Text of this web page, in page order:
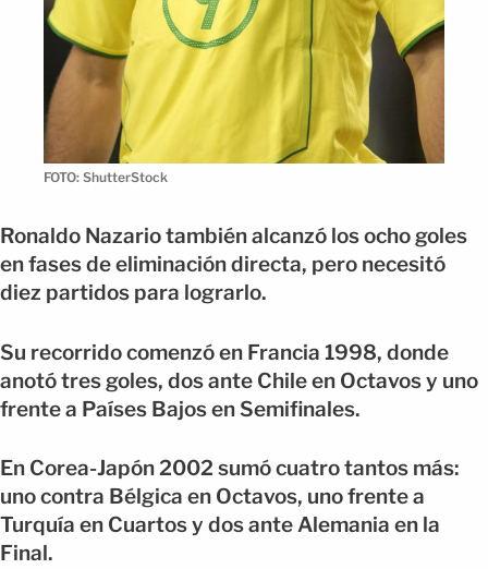
FOTO: ShutterStock
Ronaldo Nazario también alcanzó los ocho goles
en fases de eliminación directa, pero necesitó
diez partidos para lograrlo.
Su recorrido comenzó en Francia 1998, donde
anotó tres goles, dos ante Chile en Octavos y uno
frente a Países Bajos en Semifinales.
En Corea-Japón 2002 sumó cuatro tantos más:
uno contra Bélgica en Octavos, uno frente a
Turquía en Cuartos y dos ante Alemania en la
Final.